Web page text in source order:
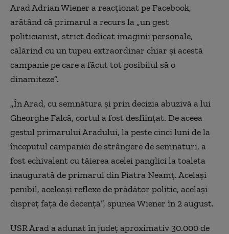
Arad Adrian Wiener a reacţionat pe Facebook,
arătând că primarul a recurs la „un gest
politicianist, strict dedicat imaginii personale,
călărind cu un tupeu extraordinar chiar şi acestă
campanie pe care a făcut tot posibilul să o
dinamiteze”.
„În Arad, cu semnătura şi prin decizia abuzivă a lui
Gheorghe Falcă, cortul a fost desfiinţat. De aceea
gestul primarului Aradului, la peste cinci luni de la
începutul campaniei de strângere de semnături, a
fost echivalent cu tăierea acelei panglici la toaleta
inaugurată de primarul din Piatra Neamţ. Acelaşi
penibil, aceleaşi reflexe de prădător politic, acelaşi
dispreţ faţă de decenţă”, spunea Wiener în 2 august.
USR Arad a adunat în judeţ aproximativ 30.000 de